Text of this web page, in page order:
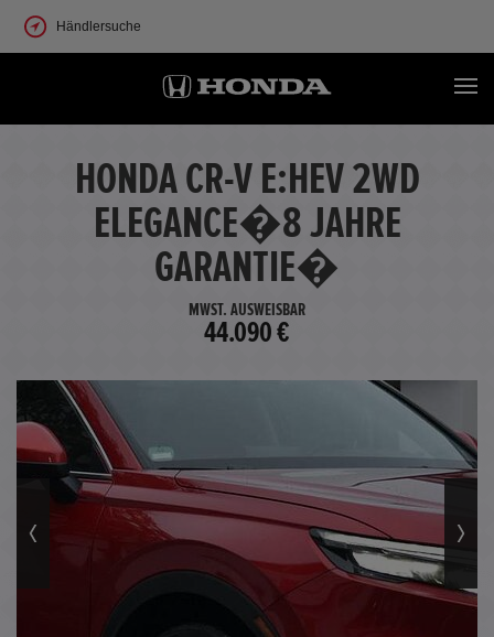
Händlersuche
HONDA CR-V E:HEV 2WD
ELEGANCE�8 JAHRE
GARANTIE�
MWST. AUSWEISBAR
44.090 €